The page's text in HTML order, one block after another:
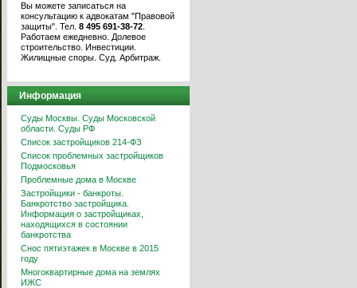
Вы можете записаться на
консультацию к адвокатам "Правовой
защиты". Тел. 8 495 691-38-72
Работаем ежедневно. Долевое
строительство. Инвестиции.
Жилищные споры. Суд. Арбитраж.
Информация
Суды Москвы. Суды Московской
области. Суды РФ
Список застройщиков 214-ФЗ
Список проблемных застройщиков
Подмосковья
Проблемные дома в Москве
Застройщики - банкроты.
Банкротство застройщика.
Информация о застройщиках,
находящихся в состоянии
банкротства
Снос пятиэтажек в Москве в 2015
году
Многоквартирные дома на землях
ИЖС